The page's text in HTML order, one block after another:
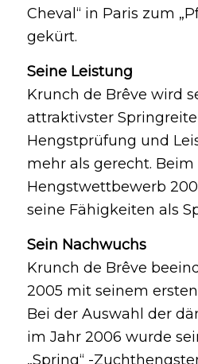
Cheval“ in Paris zum
gekürt.
Seine Leistung
Krunch de Brêve wird
attraktivster
Hengstprüfung und
mehr als gerecht. Beim
Hengstwettbewerb
seine Fähigkeiten als
Sein Nachwuchs
Krunch de Brêve
2005 mit seinem
Bei der Auswahl der
im Jahr 2006 wurde
„Spring“ -